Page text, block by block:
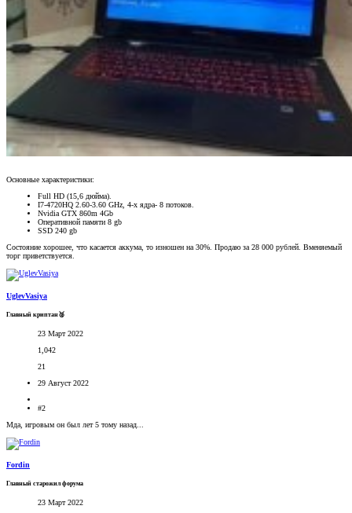
Основные характеристики:
Full HD (15,6 дюйма).
I7-4720HQ 2.60-3.60 GHz, 4-х ядра- 8 потоков.
Nvidia GTX 860m 4Gb
Оперативной памяти 8 gb
SSD 240 gb
Состояние хорошее, что касается аккума, то изношен на 30%. Продаю за 28 000 рублей. Вменяемый
торг приветствуется.
UglevVasiya
Главный криптан🥈
23 Март 2022
1,042
21
29 Август 2022
#2
Мда, игровым он был лет 5 тому назад...
Fordin
Главный старожил форума
23 Март 2022